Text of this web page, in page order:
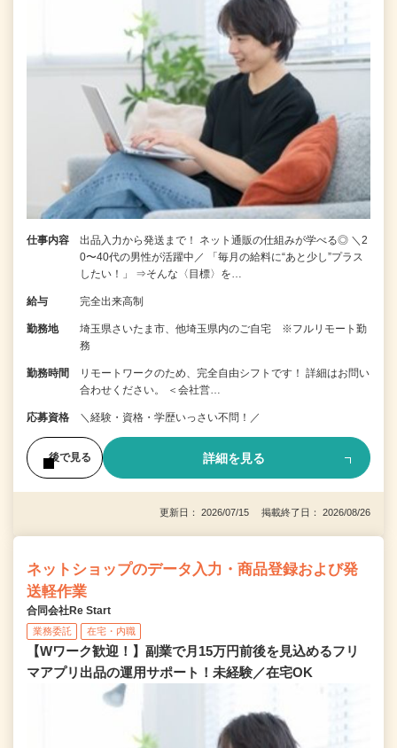
仕事内容
出品入力から発送まで！ ネット通販の仕組みが学べる◎ ＼2
0〜40代の男性が活躍中／ 「毎月の給料に“あと少し”プラス
したい！」 ⇒そんな〈目標〉を…
給与 完全出来高制
勤務地
埼玉県さいたま市、他埼玉県内のご自宅 ※フルリモート勤
務
勤務時間
リモートワークのため、完全自由シフトです！ 詳細はお問い
合わせください。 ＜会社営…
応募資格 ＼経験・資格・学歴いっさい不問！／
後で見る 詳細を見る
更新日： 2026/07/15 掲載終了日： 2026/08/26
ネットショップのデータ入力・商品登録および発
送軽作業
合同会社Re Start
業務委託 在宅・内職
【Wワーク歓迎！】副業で月15万円前後を見込めるフリ
マアプリ出品の運用サポート！未経験／在宅OK